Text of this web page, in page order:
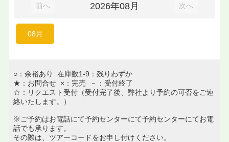
前へ 2026年08月 次へ
08月
○：余裕あり 在庫数1-9：残りわずか
★：お問合せ ×：完売 －：受付終了
☆：リクエスト受付（受付完了後、弊社より予約の可否をご連
絡いたします。）
※ご予約はお電話にて予約センターにて予約センターにてお電
話でも承ります。
その際は、ツアーコードをお申し付けください。